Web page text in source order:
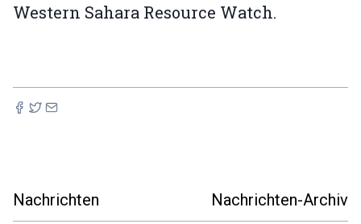
Western Sahara Resource Watch.
Nachrichten Nachrichten-Archiv